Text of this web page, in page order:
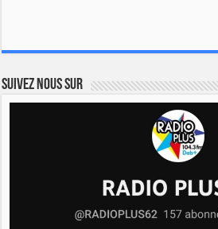
Suivez nous sur